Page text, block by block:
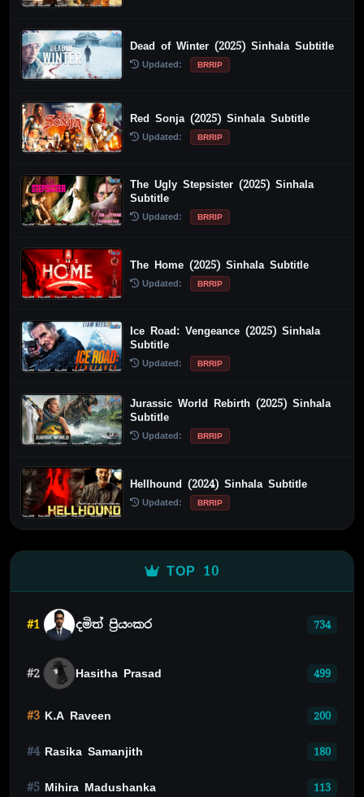
Dead of Winter (2025) Sinhala Subtitle
Updated: BRRIP
Red Sonja (2025) Sinhala Subtitle
Updated: BRRIP
The Ugly Stepsister (2025) Sinhala
Subtitle
Updated: BRRIP
The Home (2025) Sinhala Subtitle
Updated: BRRIP
Ice Road: Vengeance (2025) Sinhala
Subtitle
Updated: BRRIP
Jurassic World Rebirth (2025) Sinhala
Subtitle
Updated: BRRIP
Hellhound (2024) Sinhala Subtitle
Updated: BRRIP
TOP 10
#1 දමිත් ප්‍රියංකර 734
#2 Hasitha Prasad 499
#3 K.A Raveen 200
#4 Rasika Samanjith 180
#5 Mihira Madushanka 113